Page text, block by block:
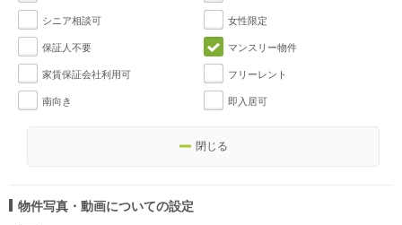
シニア相談可 女性限定
保証人不要 マンスリー物件
家賃保証会社利用可 フリーレント
南向き 即入居可
閉じる
物件写真・動画についての設定